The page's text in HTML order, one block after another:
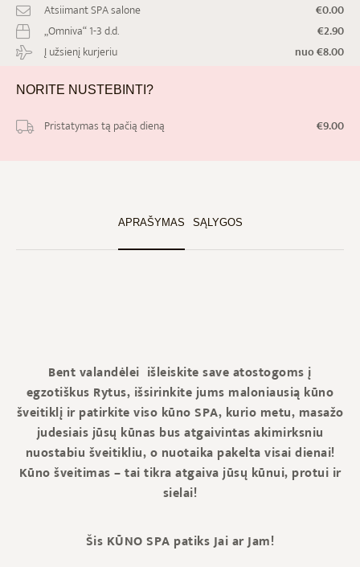
Atsiimant SPA salone
€0.00
„Omniva“ 1-3 d.d.
€2.90
Į užsienį kurjeriu
nuo €8.00
NORITE NUSTEBINTI?
Pristatymas tą pačią dieną €9.00
APRAŠYMAS SĄLYGOS
Bent valandėlei išleiskite save atostogoms į
egzotiškus Rytus, išsirinkite jums maloniausią kūno
šveitiklį ir patirkite viso kūno SPA, kurio metu, masažo
judesiais jūsų kūnas bus atgaivintas akimirksniu
nuostabiu šveitikliu, o nuotaika pakelta visai dienai!
Kūno šveitimas – tai tikra atgaiva jūsų kūnui, protui ir
sielai!
Šis KŪNO SPA patiks Jai ar Jam!